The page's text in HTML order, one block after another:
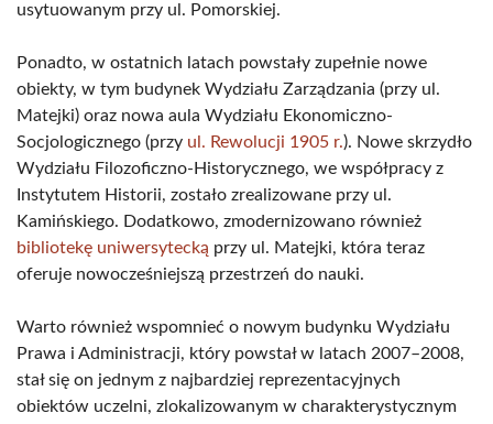
usytuowanym przy ul. Pomorskiej.
Ponadto, w ostatnich latach powstały zupełnie nowe
obiekty, w tym budynek Wydziału Zarządzania (przy ul.
Matejki) oraz nowa aula Wydziału Ekonomiczno-
Socjologicznego (przy ul. Rewolucji 1905 r.). Nowe skrzydło
Wydziału Filozoficzno-Historycznego, we współpracy z
Instytutem Historii, zostało zrealizowane przy ul.
Kamińskiego. Dodatkowo, zmodernizowano również
bibliotekę uniwersytecką przy ul. Matejki, która teraz
oferuje nowocześniejszą przestrzeń do nauki.
Warto również wspomnieć o nowym budynku Wydziału
Prawa i Administracji, który powstał w latach 2007–2008,
stał się on jednym z najbardziej reprezentacyjnych
obiektów uczelni, zlokalizowanym w charakterystycznym